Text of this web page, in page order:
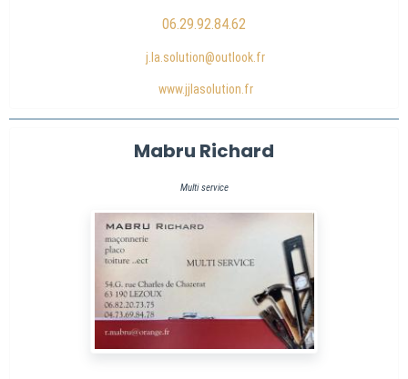
06.29.92.84.62
j.la.solution@outlook.fr
www.jjlasolution.fr
Mabru Richard
Multi service